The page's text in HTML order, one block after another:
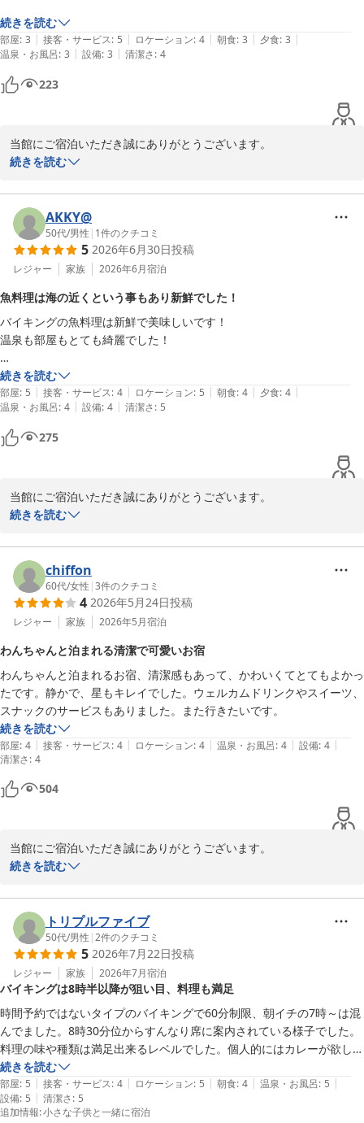
続きを読む
部屋: 3 | 接客・サービス: 5 | ロケーション: 4 | 朝食: 3 | 夕食: 3 |
温泉・お風呂: 3 | 設備: 3 | 清潔さ: 4
223
当館にご宿泊いただき誠にありがとうございます。
またのご来館スタッフ一同心よりお待ちしております。
2026-07-06
続きを読む
AKKY@
50代/男性 | 1件のクチコミ
5 2026年6月30日投稿
レジャー 家族 2026年6月宿泊
魚料理は海の近くという事もあり新鮮でした！
バイキングの魚料理は新鮮で美味しいです！
温泉も部屋もとても綺麗でした！
お値段も一棟なので僕は家族4人で行ったので、逆にお安いと感じまし
た。
続きを読む
部屋: 5 | 接客・サービス: 4 | ロケーション: 5 | 朝食: 4 | 夕食: 4 |
温泉・お風呂: 4 | 設備: 4 | 清潔さ: 5
275
当館にご宿泊いただき誠にありがとうございます。
とれとれ亭バイキングの魚料理や2か所温泉施設、客室にご満足い
一棟利用の価値を感じていただけたことも光栄です。
これからもお客様に快適でお得な滞在を提供できるよう、スタッフ
一同努めて参ります。
またのご来館を心よりお待ちしております。
南紀白浜とれとれヴィレッジ
2026-07-01
続きを読む
chiffon
60代/女性 |3件のクチコミ
4 2026年5月24日投稿
レジャー 家族 2026年5月宿泊
わんちゃんと泊まれる清潔で可愛いお宿
わんちゃんと泊まれるお宿、清潔感もあって、かわいくてとてもよかっ
たです。静かで、星もキレイでした。ウェルカムドリンクやスイーツ、
スナックのサービスもありました。また行きたいです。
続きを読む
部屋: 4 | 接客・サービス: 4 | ロケーション: 4 | 温泉・お風呂: 4 | 設備: 4 |
清潔さ: 4
504
当館にご宿泊いただき誠にありがとうございます。
愛犬との大切なひとときを、快適にお過ごしいただけたことを嬉し
ウェルカムドリンクやスイーツをお気に召していただけたようで何
よりです。
またのご来館スタッフ一同、心よりお待ちしております。
とれとれヴィレッジ
2026-05-25
続きを読む
トリプルファイブ
50代/男性 |2件のクチコミ
5 2026年7月22日投稿
レジャー 家族 2026年7月宿泊
バイキングは8時半以降が狙い目、料理も満足
時間予約ではないタイプのバイキングで60分制限、朝イチの7時～は混
んでました。8時30分位からすんなり席に案内されている様子でした。
料理の味や種類は満足出来るレベルでした。個人的にはカレーが欲しか
ったですが…
続きを読む
部屋: 5 | 接客・サービス: 4 | ロケーション: 5 | 朝食: 4 | 温泉・お風呂: 5 |
設備: 5 | 清潔さ: 5
追加情報:小さな子供と一緒に宿泊